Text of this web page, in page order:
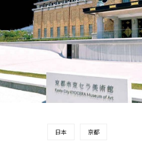
日本 京都